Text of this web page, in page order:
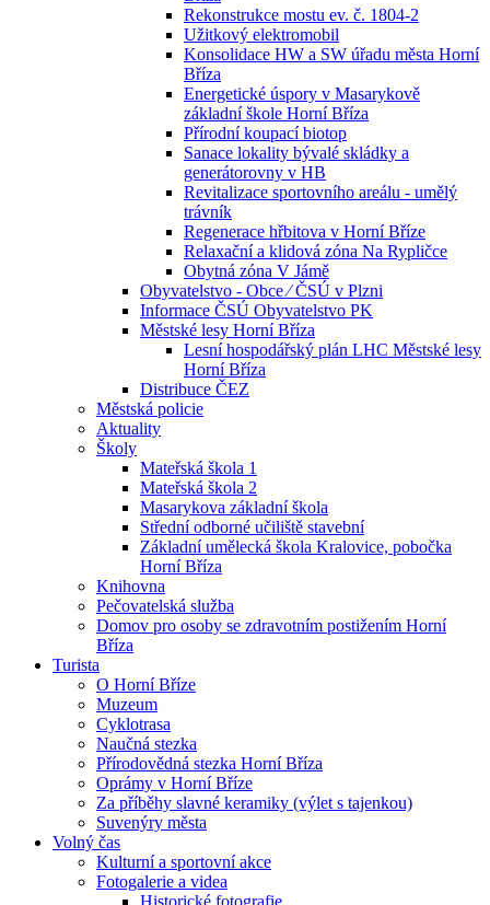
Rekonstrukce mostu ev. č. 1804-2
Užitkový elektromobil
Konsolidace HW a SW úřadu města Horní
Bříza
Energetické úspory v Masarykově
základní škole Horní Bříza
Přírodní koupací biotop
Sanace lokality bývalé skládky a
generátorovny v HB
Revitalizace sportovního areálu - umělý
trávník
Regenerace hřbitova v Horní Bříze
Relaxační a klidová zóna Na Rypličce
Obytná zóna V Jámě
Obyvatelstvo - Obce ⁄ ČSÚ v Plzni
Informace ČSÚ Obyvatelstvo PK
Městské lesy Horní Bříza
Lesní hospodářský plán LHC Městské lesy
Horní Bříza
Distribuce ČEZ
Městská policie
Aktuality
Školy
Mateřská škola 1
Mateřská škola 2
Masarykova základní škola
Střední odborné učiliště stavební
Základní umělecká škola Kralovice, pobočka
Horní Bříza
Knihovna
Pečovatelská služba
Domov pro osoby se zdravotním postižením Horní
Bříza
Turista
O Horní Bříze
Muzeum
Cyklotrasa
Naučná stezka
Přírodovědná stezka Horní Bříza
Oprámy v Horní Bříze
Za příběhy slavné keramiky (výlet s tajenkou)
Suvenýry města
Volný čas
Kulturní a sportovní akce
Fotogalerie a videa
Historické fotografie